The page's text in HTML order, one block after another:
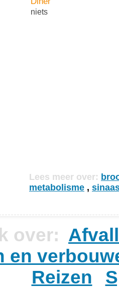
niets
Lees meer over:
metabolisme ,
over:
en
Reizen